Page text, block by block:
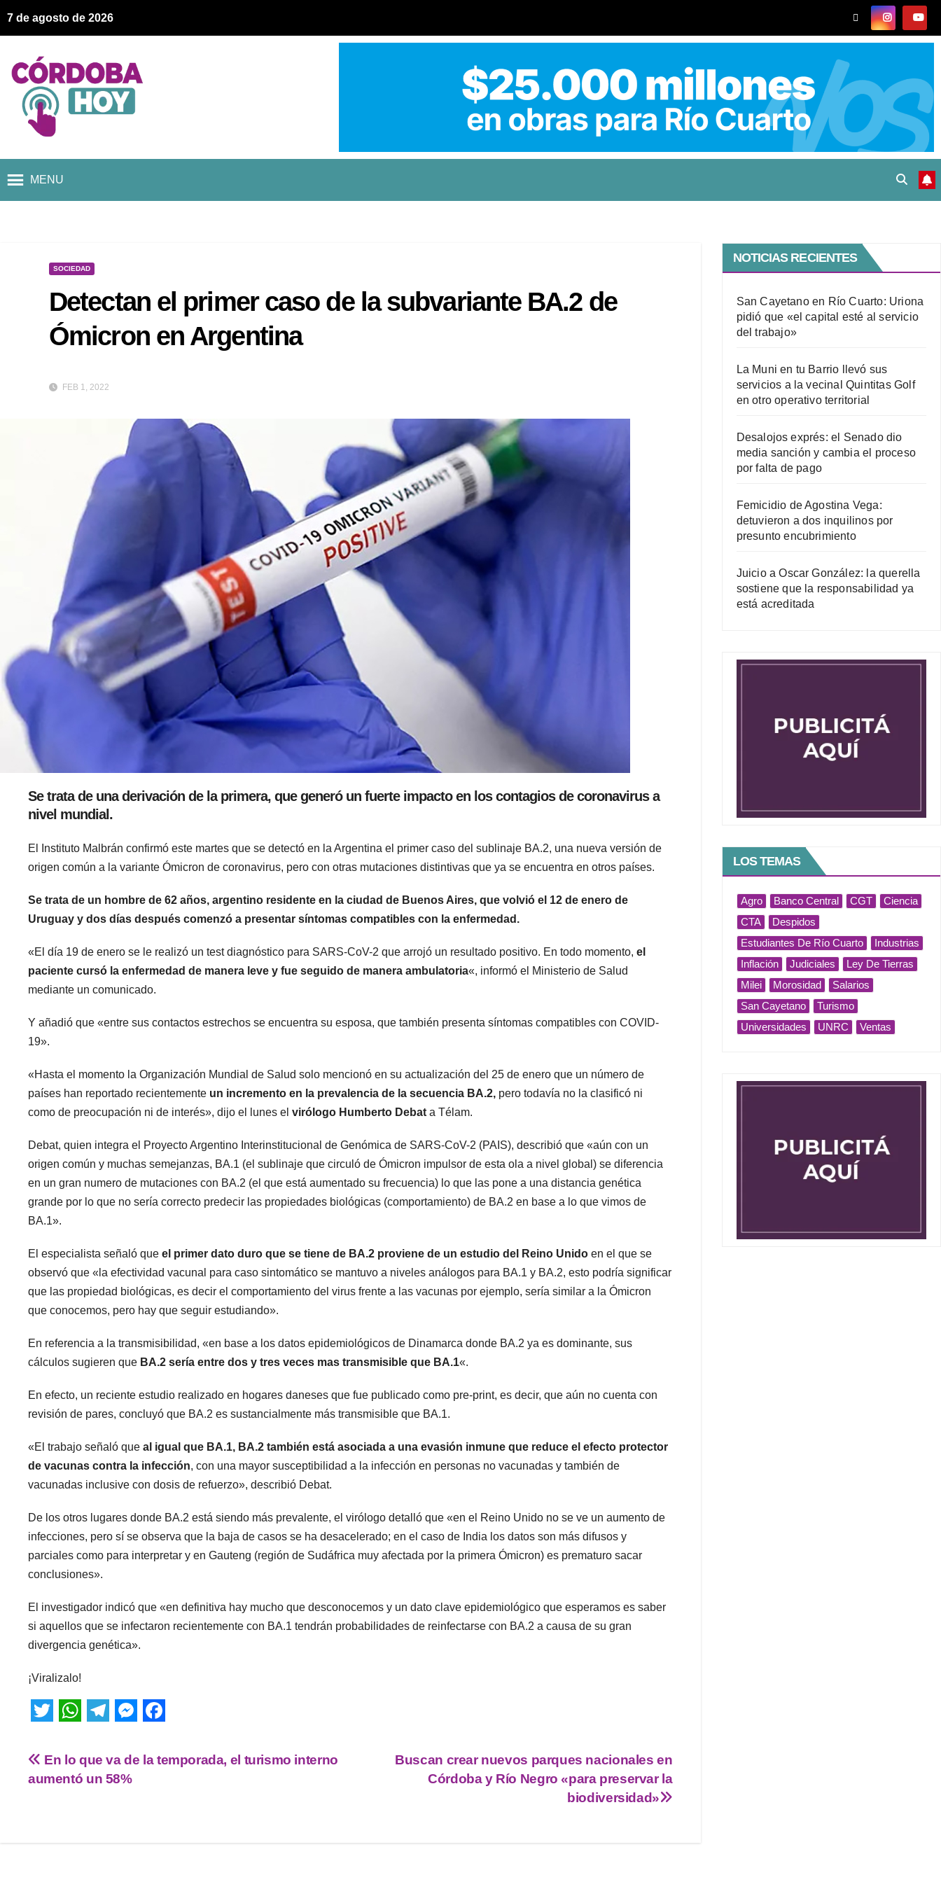
7 de agosto de 2026
MENU
SOCIEDAD
Detectan el primer caso de la subvariante BA.2 de
Ómicron en Argentina
FEB 1, 2022
Se trata de una derivación de la primera, que generó un fuerte impacto en los contagios de coronavirus a
nivel mundial.
El Instituto Malbrán confirmó este martes que se detectó en la Argentina el primer caso del sublinaje BA.2, una nueva versión de
origen común a la variante Ómicron de coronavirus, pero con otras mutaciones distintivas que ya se encuentra en otros países.
Se trata de un hombre de 62 años, argentino residente en la ciudad de Buenos Aires, que volvió el 12 de enero de
Uruguay y dos días después comenzó a presentar síntomas compatibles con la enfermedad.
«El día 19 de enero se le realizó un test diagnóstico para SARS-CoV-2 que arrojó un resultado positivo. En todo momento, el
paciente cursó la enfermedad de manera leve y fue seguido de manera ambulatoria«, informó el Ministerio de Salud
mediante un comunicado.
Y añadió que «entre sus contactos estrechos se encuentra su esposa, que también presenta síntomas compatibles con COVID-
19».
«Hasta el momento la Organización Mundial de Salud solo mencionó en su actualización del 25 de enero que un número de
países han reportado recientemente un incremento en la prevalencia de la secuencia BA.2, pero todavía no la clasificó ni
como de preocupación ni de interés», dijo el lunes el virólogo Humberto Debat a Télam.
Debat, quien integra el Proyecto Argentino Interinstitucional de Genómica de SARS-CoV-2 (PAIS), describió que «aún con un
origen común y muchas semejanzas, BA.1 (el sublinaje que circuló de Ómicron impulsor de esta ola a nivel global) se diferencia
en un gran numero de mutaciones con BA.2 (el que está aumentado su frecuencia) lo que las pone a una distancia genética
grande por lo que no sería correcto predecir las propiedades biológicas (comportamiento) de BA.2 en base a lo que vimos de
BA.1».
El especialista señaló que el primer dato duro que se tiene de BA.2 proviene de un estudio del Reino Unido en el que se
observó que «la efectividad vacunal para caso sintomático se mantuvo a niveles análogos para BA.1 y BA.2, esto podría significar
que las propiedad biológicas, es decir el comportamiento del virus frente a las vacunas por ejemplo, sería similar a la Ómicron
que conocemos, pero hay que seguir estudiando».
En referencia a la transmisibilidad, «en base a los datos epidemiológicos de Dinamarca donde BA.2 ya es dominante, sus
cálculos sugieren que BA.2 sería entre dos y tres veces mas transmisible que BA.1«.
En efecto, un reciente estudio realizado en hogares daneses que fue publicado como pre-print, es decir, que aún no cuenta con
revisión de pares, concluyó que BA.2 es sustancialmente más transmisible que BA.1.
«El trabajo señaló que al igual que BA.1, BA.2 también está asociada a una evasión inmune que reduce el efecto protector
de vacunas contra la infección, con una mayor susceptibilidad a la infección en personas no vacunadas y también de
vacunadas inclusive con dosis de refuerzo», describió Debat.
De los otros lugares donde BA.2 está siendo más prevalente, el virólogo detalló que «en el Reino Unido no se ve un aumento de
infecciones, pero sí se observa que la baja de casos se ha desacelerado; en el caso de India los datos son más difusos y
parciales como para interpretar y en Gauteng (región de Sudáfrica muy afectada por la primera Ómicron) es prematuro sacar
conclusiones».
El investigador indicó que «en definitiva hay mucho que desconocemos y un dato clave epidemiológico que esperamos es saber
si aquellos que se infectaron recientemente con BA.1 tendrán probabilidades de reinfectarse con BA.2 a causa de su gran
divergencia genética».
¡Viralizalo!
w
i
h
a
e
l
e
s
a
Buscan crear nuevos parques nacionales en
Córdoba y Río Negro «para preservar la
biodiversidad»
En lo que va de la temporada, el turismo interno
aumentó un 58%
NOTICIAS RECIENTES
San Cayetano en Río Cuarto: Uriona
pidió que «el capital esté al servicio
del trabajo»
La Muni en tu Barrio llevó sus
servicios a la vecinal Quintitas Golf
en otro operativo territorial
Desalojos exprés: el Senado dio
media sanción y cambia el proceso
por falta de pago
Femicidio de Agostina Vega:
detuvieron a dos inquilinos por
presunto encubrimiento
Juicio a Oscar González: la querella
sostiene que la responsabilidad ya
está acreditada
LOS TEMAS
Agro Banco Central CGT
Ciencia
CTA
Despidos
Estudiantes De Río Cuarto
Industrias
Inflación
Judiciales
Ley De Tierras
Milei
Morosidad
Salarios
San Cayetano
Turismo
Universidades
UNRC Ventas